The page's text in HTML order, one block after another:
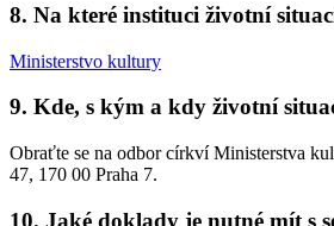
8. Na které instituci životní
Ministerstvo kultury
9. Kde, s kým a kdy životní
Obraťte se na odbor církví Ministerstva
47, 170 00 Praha 7.
10. Jaké doklady je nutné mít s